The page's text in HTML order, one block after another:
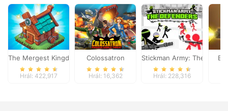
The Mergest Kingdom
Hrál: 422,917
Colossatron
Hrál: 16,362
Stickman Army: The
Hrál: 228,316